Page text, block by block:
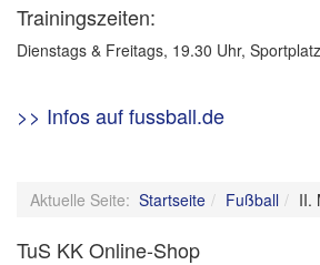
Trainingszeiten:
Dienstags & Freitags, 19.30 Uhr,
>> Infos auf fussball.de
Aktuelle Seite: Startseite Fußball II.
TuS KK Online-Shop